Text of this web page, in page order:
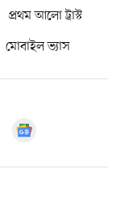
প্রথম আলো ট্রাস্ট
মোবাইল ভ্যাস